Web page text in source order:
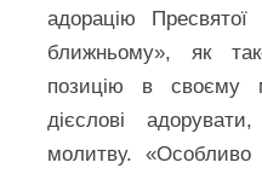
адорацію
ближньому», як
позицію в своєму
дієслові
молитву.